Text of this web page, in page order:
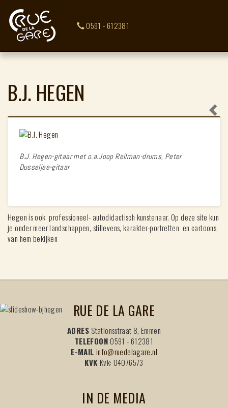
0591 - 612381
B.J. HEGEN
B.J. Hegen-gitaar met o.a.Joop Reilman-drums, Peter
Dusseljee-gitaar
Hegen is ook professioneel- autodidactisch kunstenaar. Op deze site kun
je onder meer landschappen, stillevens, karakter-portretten en cartoons
van hem bekijken
RUE DE LA GARE
ADRES Stationsstraat 8, Emmen
TELEFOON0591 - 612381
E-MAIL info@ruedelagare.nl
KVK Kvk: 04076573
IN DE MEDIA